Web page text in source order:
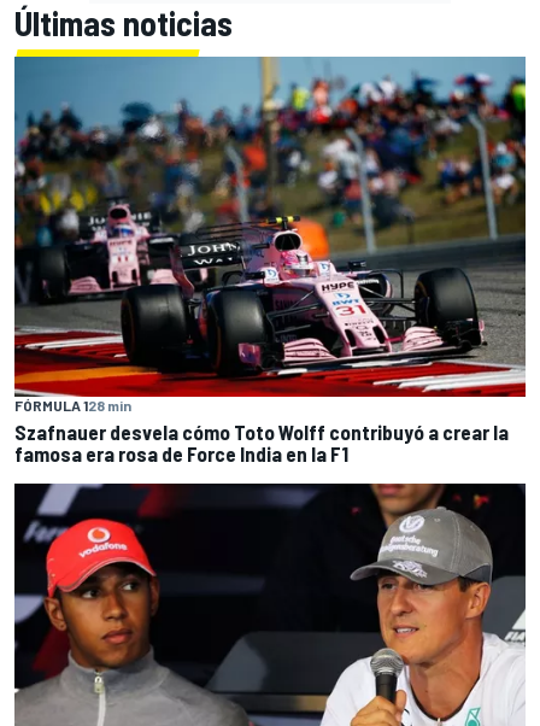
Últimas noticias
FÓRMULA 128 min
Szafnauer desvela cómo Toto Wolff contribuyó a crear la
famosa era rosa de Force India en la F1